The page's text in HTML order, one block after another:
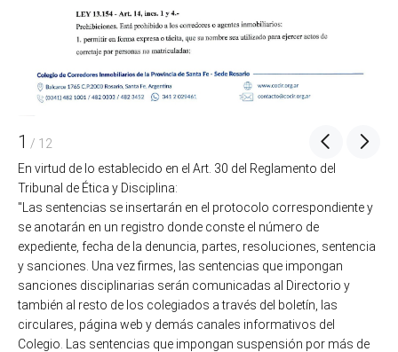
1 / 12
En virtud de lo establecido en el Art. 30 del Reglamento del
Tribunal de Ética y Disciplina:
"Las sentencias se insertarán en el protocolo correspondiente y
se anotarán en un registro donde conste el número de
expediente, fecha de la denuncia, partes, resoluciones, sentencia
y sanciones. Una vez firmes, las sentencias que impongan
sanciones disciplinarias serán comunicadas al Directorio y
también al resto de los colegiados a través del boletín, las
circulares, página web y demás canales informativos del
Colegio. Las sentencias que impongan suspensión por más de